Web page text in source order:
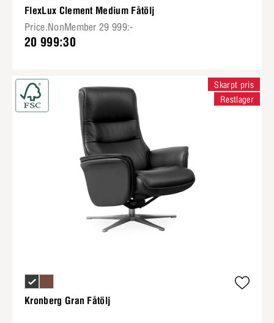
FlexLux Clement Medium Fåtölj
Price.NonMember 29 999:-
20 999:30
Kronberg Gran Fåtölj
Skarpt pris
Restlager